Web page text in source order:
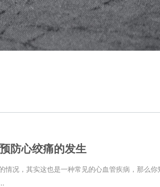
防心绞痛的发生
情况，其实这也是一种常见的心血管疾病，那么